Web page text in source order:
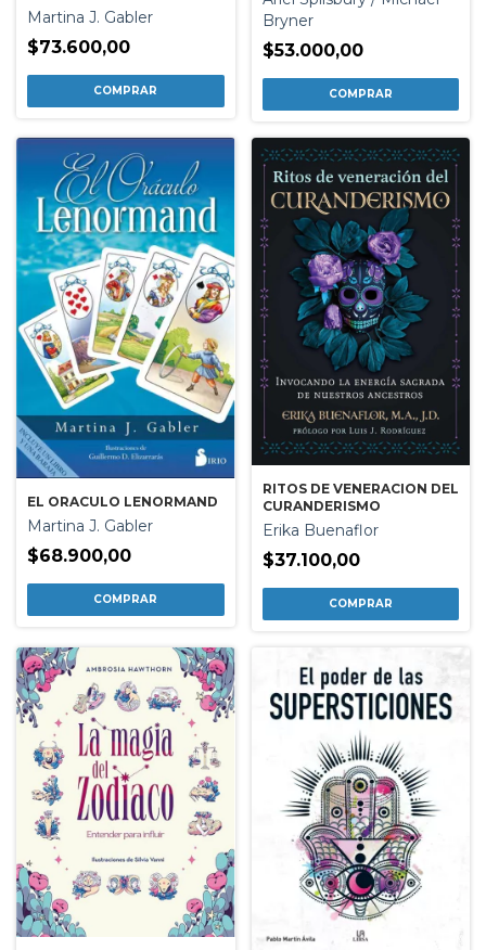
Martina J. Gabler
$73.600,00
Bryner
$53.000,00
EL ORACULO LENORMAND
Martina J. Gabler
$68.900,00
RITOS DE VENERACION DEL
CURANDERISMO
Erika Buenaflor
$37.100,00